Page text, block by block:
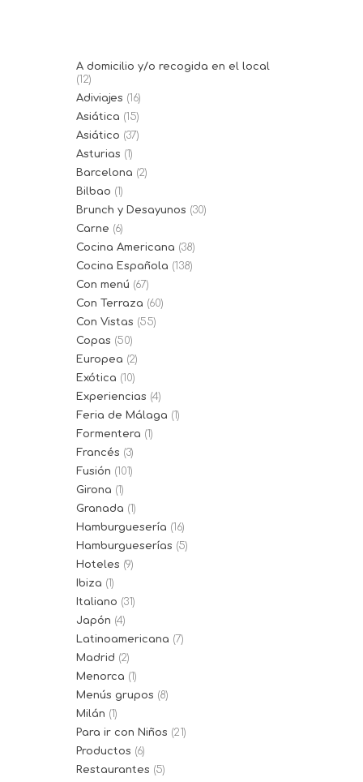
A domicilio y/o recogida en el local
(12)
Adiviajes (16)
Asiática (15)
Asiático (37)
Asturias (1)
Barcelona (2)
Bilbao (1)
Brunch y Desayunos (30)
Carne (6)
Cocina Americana (38)
Cocina Española (138)
Con menú (67)
Con Terraza (60)
Con Vistas (55)
Copas (50)
Europea (2)
Exótica (10)
Experiencias (4)
Feria de Málaga (1)
Formentera (1)
Francés (3)
Fusión (101)
Girona (1)
Granada (1)
Hamburguesería (16)
Hamburgueserías (5)
Hoteles (9)
Ibiza (1)
Italiano (31)
Japón (4)
Latinoamericana (7)
Madrid (2)
Menorca (1)
Menús grupos (8)
Milán (1)
Para ir con Niños (21)
Productos (6)
Restaurantes (5)